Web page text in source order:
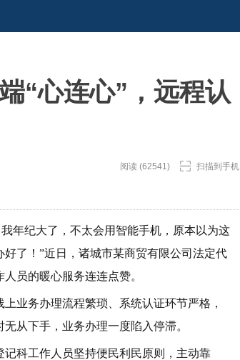
“心连心”，远程认
阅读 (62541) 扫描到手机
年纪大了，不太会用智能手机，原本以为这
了！”近日，诸城市某商贸有限公司法定代
员的暖心服务连连点赞。
业务办理流程繁琐、系统认证环节严格，
从下手，业务办理一度陷入停滞。
科工作人员坚持便民利民原则，主动靠